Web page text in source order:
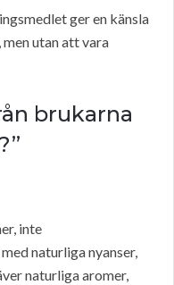
ger en känsla
utan att vara
brukarna
inte
naturliga nyanser,
naturliga aromer,